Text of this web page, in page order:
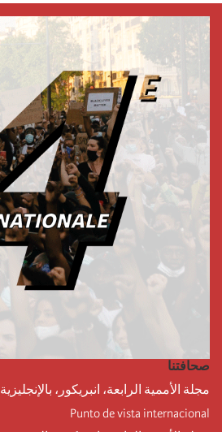
صحافتنا
مجلة الأممية الرابعة، انبريكور، بالإنجليزية
Punto de vista internacional